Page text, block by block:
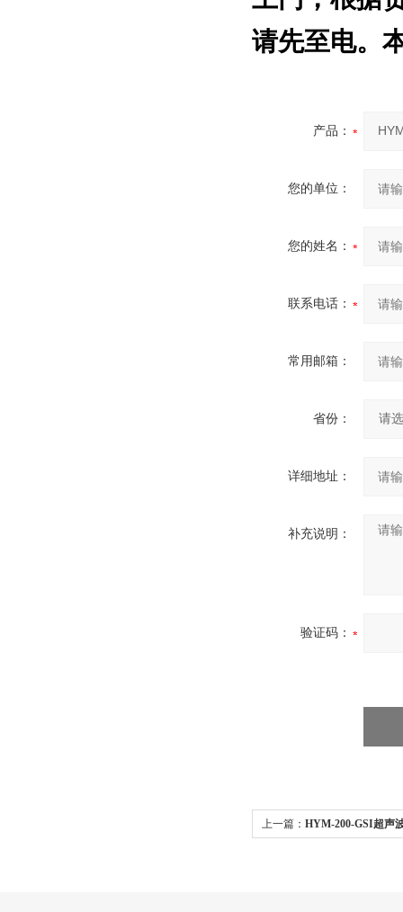
请先至电。
产品：
您的单位：
您的姓名：
联系电话：
常用邮箱：
省份：
详细地址：
补充说明：
验证码：
上一篇： HYM-200-GSI超声